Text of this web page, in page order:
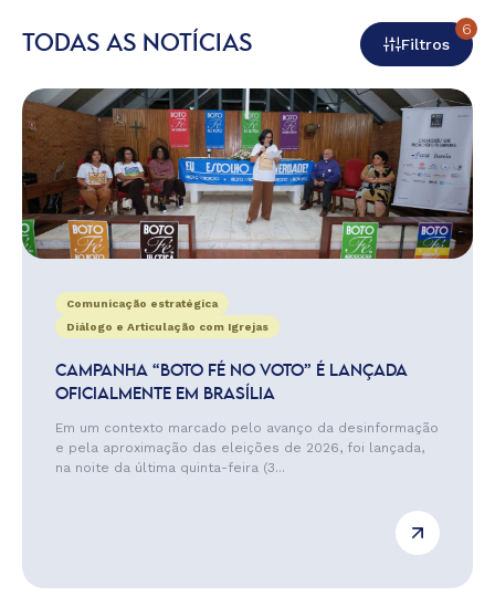
TODAS AS NOTÍCIAS Filtros
6
Comunicação estratégica
Diálogo e Articulação com Igrejas
CAMPANHA “BOTO FÉ NO VOTO” É LANÇADA
OFICIALMENTE EM BRASÍLIA
Em um contexto marcado pelo avanço da desinformação
e pela aproximação das eleições de 2026, foi lançada,
na noite da última quinta-feira (3...